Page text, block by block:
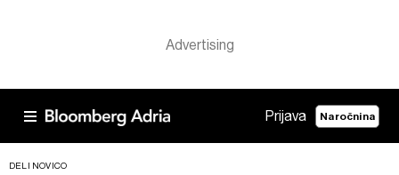
Prijava Naročnina
DELI NOVICO